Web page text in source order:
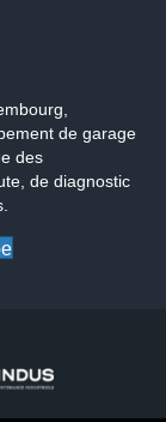
de garage
des
de diagnostic